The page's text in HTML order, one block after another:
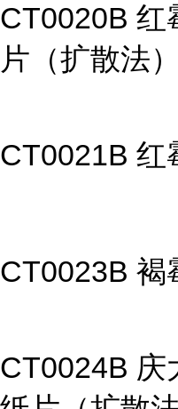
CT0020B 红
片（扩散法
CT0021B 红
CT0023B 褐
CT0024B 庆